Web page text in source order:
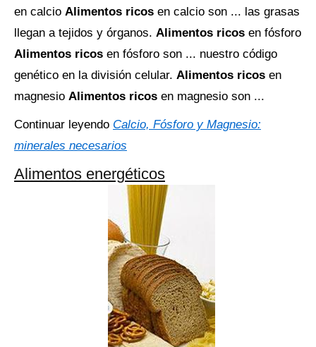
en calcio Alimentos ricos en calcio son ... las grasas
llegan a tejidos y órganos. Alimentos ricos en fósforo
Alimentos ricos en fósforo son ... nuestro código
genético en la división celular. Alimentos ricos en
magnesio Alimentos ricos en magnesio son ...
Continuar leyendo Calcio, Fósforo y Magnesio:
minerales necesarios
Alimentos energéticos